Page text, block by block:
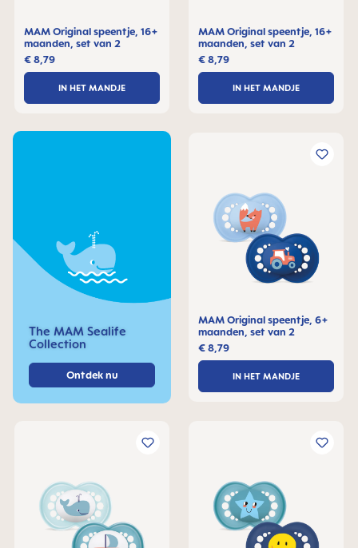
The MAM Sealife
Collection
Ontdek nu
MAM Original speentje, 16+
maanden, set van 2
€ 8,79
IN HET MANDJE
MAM Original speentje, 16+
maanden, set van 2
€ 8,79
IN HET MANDJE
MAM Original speentje, 6+
maanden, set van 2
€ 8,79
IN HET MANDJE